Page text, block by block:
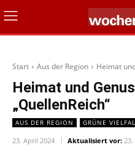
Start Aus der Region Heimat
Heimat und
„QuellenReich“
AUS DER REGION GRÜNE
23. April 2024 Aktualisiert vor: 23.